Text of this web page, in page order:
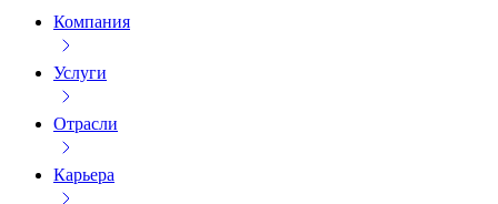
Компания
Услуги
Отрасли
Карьера